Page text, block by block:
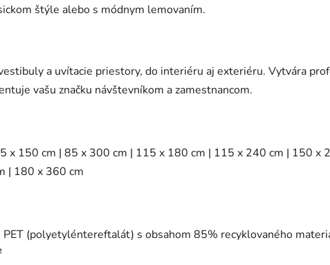
štýle alebo s módnym lemovaním.
a uvítacie priestory, do interiéru aj exteriéru. Vytvára
vašu značku návštevníkom a zamestnancom.
x 150 cm | 85 x 300 cm | 115 x 180 cm | 115 x 240 cm | 150 x
| 180 x 360 cm
PET (polyetyléntereftalát) s obsahom 85% recyklovaného